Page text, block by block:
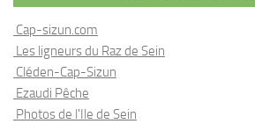
Cap-sizun.com
Les ligneurs du Raz de Sein
Cléden-Cap-Sizun
Ezaudi Pêche
Photos de l'Ile de Sein